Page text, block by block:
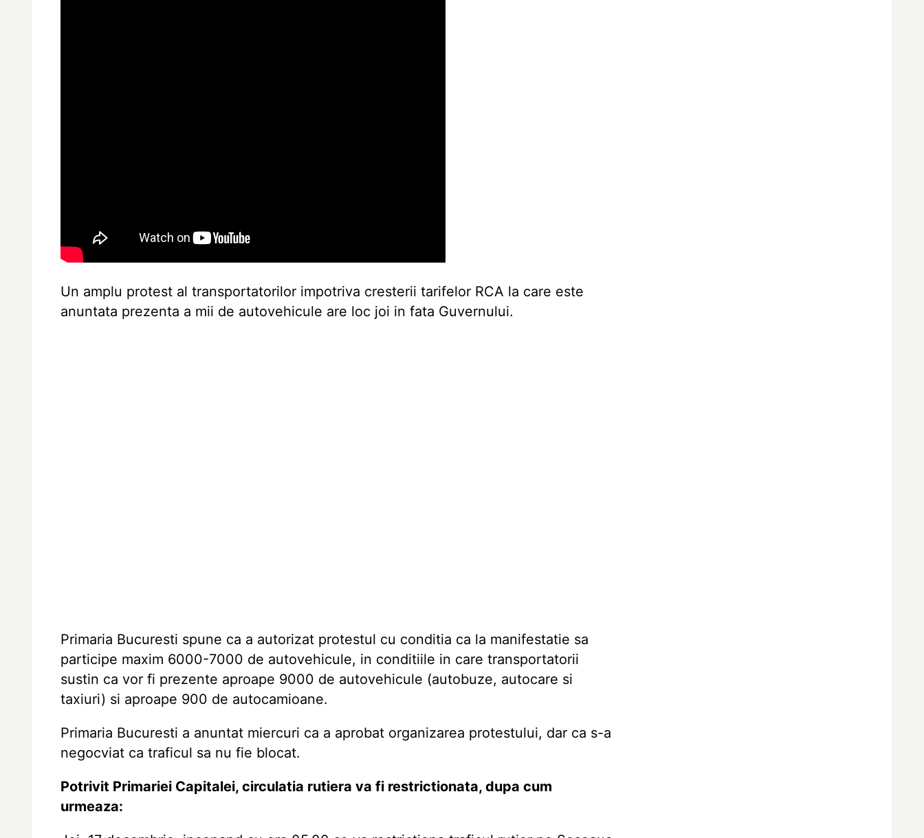
Un amplu protest al transportatorilor impotriva cresterii tarifelor RCA la care este
anuntata prezenta a mii de autovehicule are loc joi in fata Guvernului.
Primaria Bucuresti spune ca a autorizat protestul cu conditia ca la manifestatie sa
participe maxim 6000-7000 de autovehicule, in conditiile in care transportatorii
sustin ca vor fi prezente aproape 9000 de autovehicule (autobuze, autocare si
taxiuri) si aproape 900 de autocamioane.
Primaria Bucuresti a anuntat miercuri ca a aprobat organizarea protestului, dar ca s-a
negocviat ca traficul sa nu fie blocat.
Potrivit Primariei Capitalei, circulatia rutiera va fi restrictionata, dupa cum
urmeaza: